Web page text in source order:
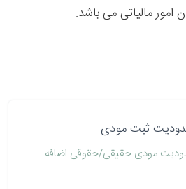
مالیاتی می باشد.
ثبت مودی
مودی حقیقی/حقوقی اضافه